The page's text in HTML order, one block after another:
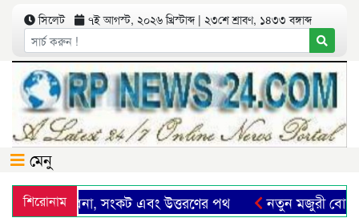
সিলেট ৭ই আগস্ট, ২০২৬ খ্রিস্টাব্দ | ২৩শে শ্রাবণ, ১৪৩৩ বঙ্গাব্দ
মেনু
শিরোনাম
সম্ভাবনা, সংকট এবং উত্তরণের পথ নতুন মজুরী বোর্ড